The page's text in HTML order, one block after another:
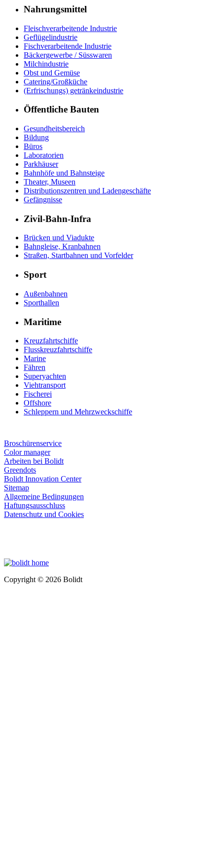
Nahrungsmittel
Fleischverarbeitende Industrie
Geflügelindustrie
Fischverarbeitende Industrie
Bäckergewerbe / Süsswaren
Milchindustrie
Obst und Gemüse
Catering/Großküche
(Erfrischungs) getränkeindustrie
Öffentliche Bauten
Gesundheitsbereich
Bildung
Büros
Laboratorien
Parkhäuser
Bahnhöfe und Bahnsteige
Theater, Museen
Distributionszentren und Ladengeschäfte
Gefängnisse
Zivil-Bahn-Infra
Brücken und Viadukte
Bahngleise, Kranbahnen
Straßen, Startbahnen und Vorfelder
Sport
Außenbahnen
Sporthallen
Maritime
Kreuzfahrtschiffe
Flusskreuzfahrtschiffe
Marine
Fähren
Superyachten
Viehtransport
Fischerei
Offshore
Schleppern und Mehrzweckschiffe
Broschürenservice
Color manager
Arbeiten bei Bolidt
Greendots
Bolidt Innovation Center
Sitemap
Allgemeine Bedingungen
Haftungsausschluss
Datenschutz und Cookies
Copyright © 2026 Bolidt